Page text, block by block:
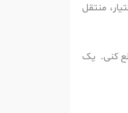
منتقل
قطع کنی. یک